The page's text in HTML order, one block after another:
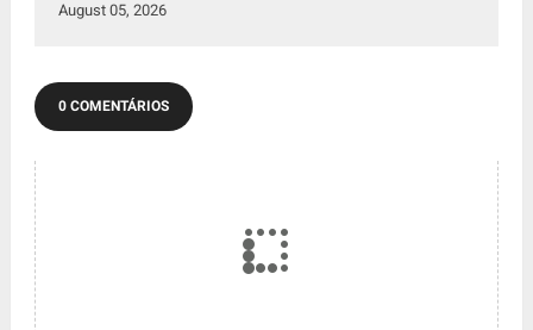
August 05, 2026
0 COMENTÁRIOS